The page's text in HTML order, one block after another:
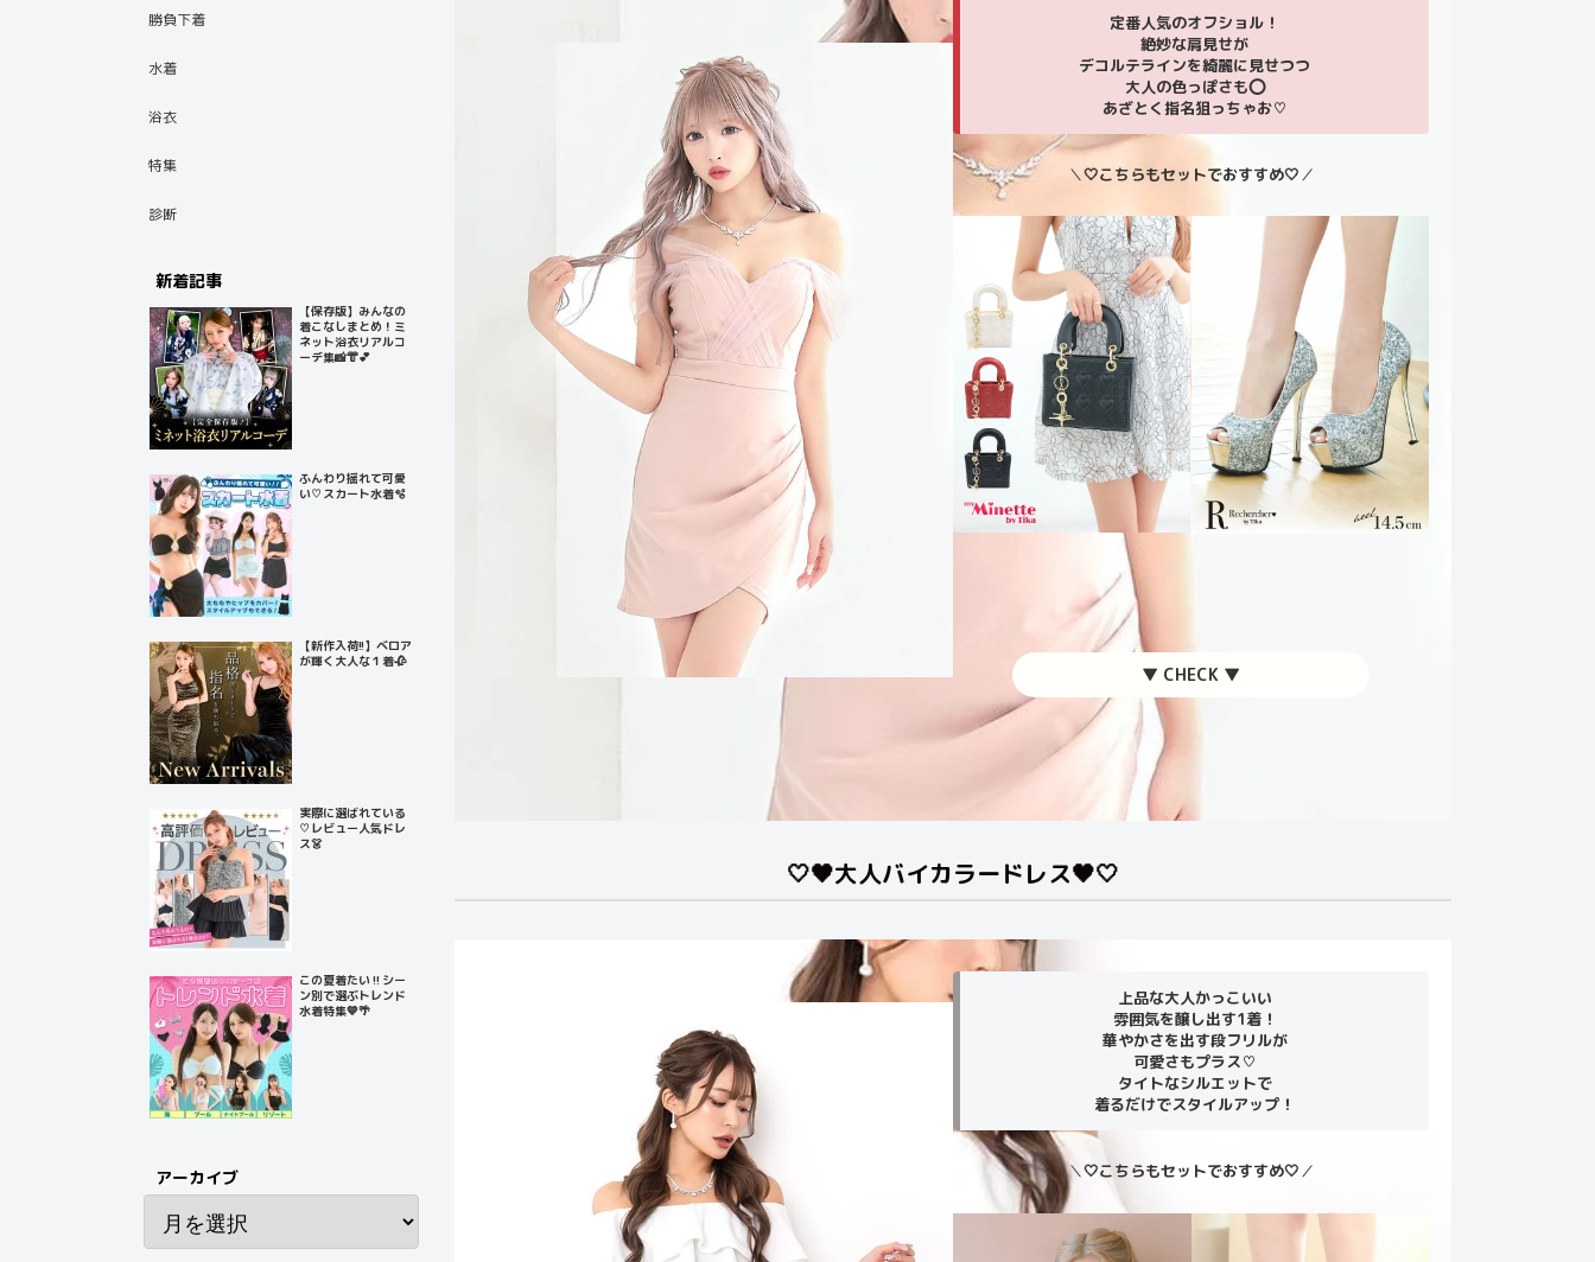
定番人気のオフショル！
絶妙な肩見せが
デコルテラインを綺麗に見せつつ
大人の色っぽさも⭕️
あざとく指名狙っちゃお♡
＼🤍こちらもセットでおすすめ🤍／
▼ CHECK ▼
🤍🖤大人バイカラードレス🖤🤍
上品な大人かっこいい
雰囲気を醸し出す1着！
華やかさを出す段フリルが
可愛さもプラス♡
タイトなシルエットで
着るだけでスタイルアップ！
＼🤍こちらもセットでおすすめ🤍／
勝負下着
水着
浴衣
特集
診断
新着記事
【保存版】みんなの
着こなしまとめ！ミ
ネット浴衣リアルコ
ーデ集📸👘💕
ふんわり揺れて可愛
い♡スカート水着🫧
【新作入荷!!】ベロア
が輝く大人な１着🥀
実際に選ばれている
♡レビュー人気ドレ
ス👗
この夏着たい‼️シー
ン別で選ぶトレンド
水着特集💙🌴
アーカイブ